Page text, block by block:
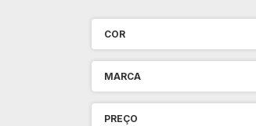
COR
MARCA
PREÇO